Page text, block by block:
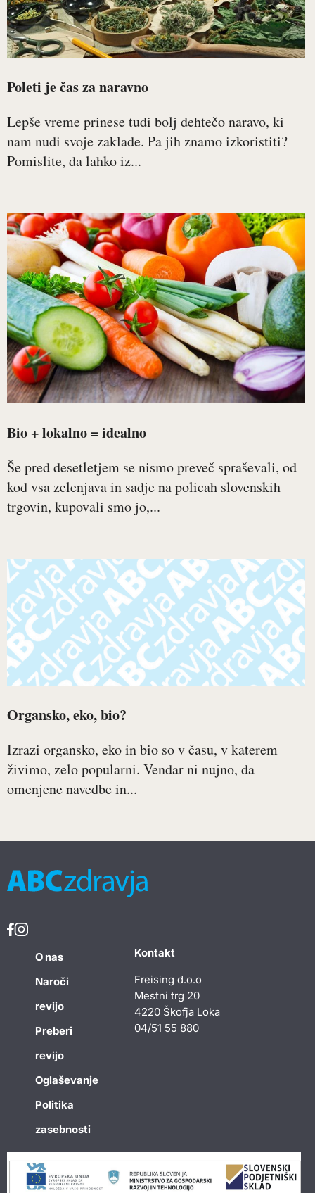
Poleti je čas za naravno
Lepše vreme prinese tudi bolj dehtečo naravo, ki
nam nudi svoje zaklade. Pa jih znamo izkoristiti?
Pomislite, da lahko iz...
Bio + lokalno = idealno
Še pred desetletjem se nismo preveč spraševali, od
kod vsa zelenjava in sadje na policah slovenskih
trgovin, kupovali smo jo,...
Organsko, eko, bio?
Izrazi organsko, eko in bio so v času, v katerem
živimo, zelo popularni. Vendar ni nujno, da
omenjene navedbe in...
O nas
Naroči
revijo
Preberi
revijo
Oglaševanje
Politika
zasebnosti
Kontakt
Freising d.o.o
Mestni trg 20
4220 Škofja Loka
04/51 55 880